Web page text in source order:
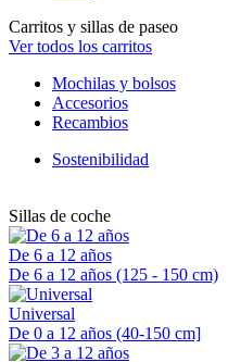
Carritos y sillas de paseo
Ver todos los carritos
Mochilas y bolsos
Accesorios
Recambios
Sostenibilidad
Sillas de coche
De 6 a 12 años
De 6 a 12 años (125 - 150 cm)
Universal
De 0 a 12 años (40-150 cm]